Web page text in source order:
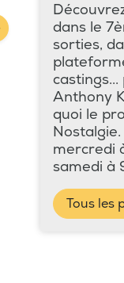
dans le
sorties,
Anthony
quoi le
mercredi
samedi à
Tous les